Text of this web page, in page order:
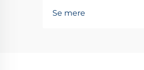
Se mere